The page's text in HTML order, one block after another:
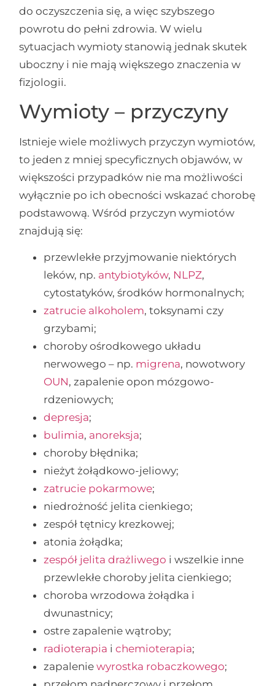
do oczyszczenia się, a więc szybszego
powrotu do pełni zdrowia. W wielu
sytuacjach wymioty stanowią jednak skutek
uboczny i nie mają większego znaczenia w
fizjologii.
Wymioty – przyczyny
Istnieje wiele możliwych przyczyn wymiotów,
to jeden z mniej specyficznych objawów, w
większości przypadków nie ma możliwości
wyłącznie po ich obecności wskazać chorobę
podstawową. Wśród przyczyn wymiotów
znajdują się:
przewlekłe przyjmowanie niektórych
leków, np. antybiotyków, NLPZ,
cytostatyków, środków hormonalnych;
zatrucie alkoholem, toksynami czy
grzybami;
choroby ośrodkowego układu
nerwowego – np. migrena, nowotwory
OUN, zapalenie opon mózgowo-
rdzeniowych;
depresja;
bulimia, anoreksja;
choroby błędnika;
nieżyt żołądkowo-jeliowy;
zatrucie pokarmowe;
niedrożność jelita cienkiego;
zespół tętnicy krezkowej;
atonia żołądka;
zespół jelita drażliwego i wszelkie inne
przewlekłe choroby jelita cienkiego;
choroba wrzodowa żołądka i
dwunastnicy;
ostre zapalenie wątroby;
radioterapia ichemioterapia;
zapaleniewyrostka robaczkowego;